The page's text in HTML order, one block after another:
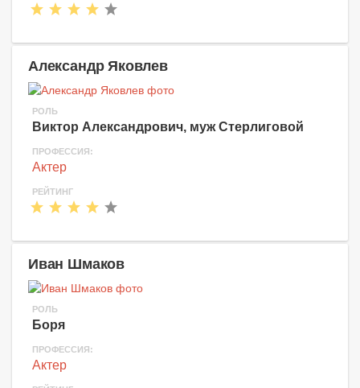
Александр Яковлев
РОЛЬ
Виктор Александрович, муж Стерлиговой
ПРОФЕССИЯ:
Актер
РЕЙТИНГ
Иван Шмаков
РОЛЬ
Боря
ПРОФЕССИЯ:
Актер